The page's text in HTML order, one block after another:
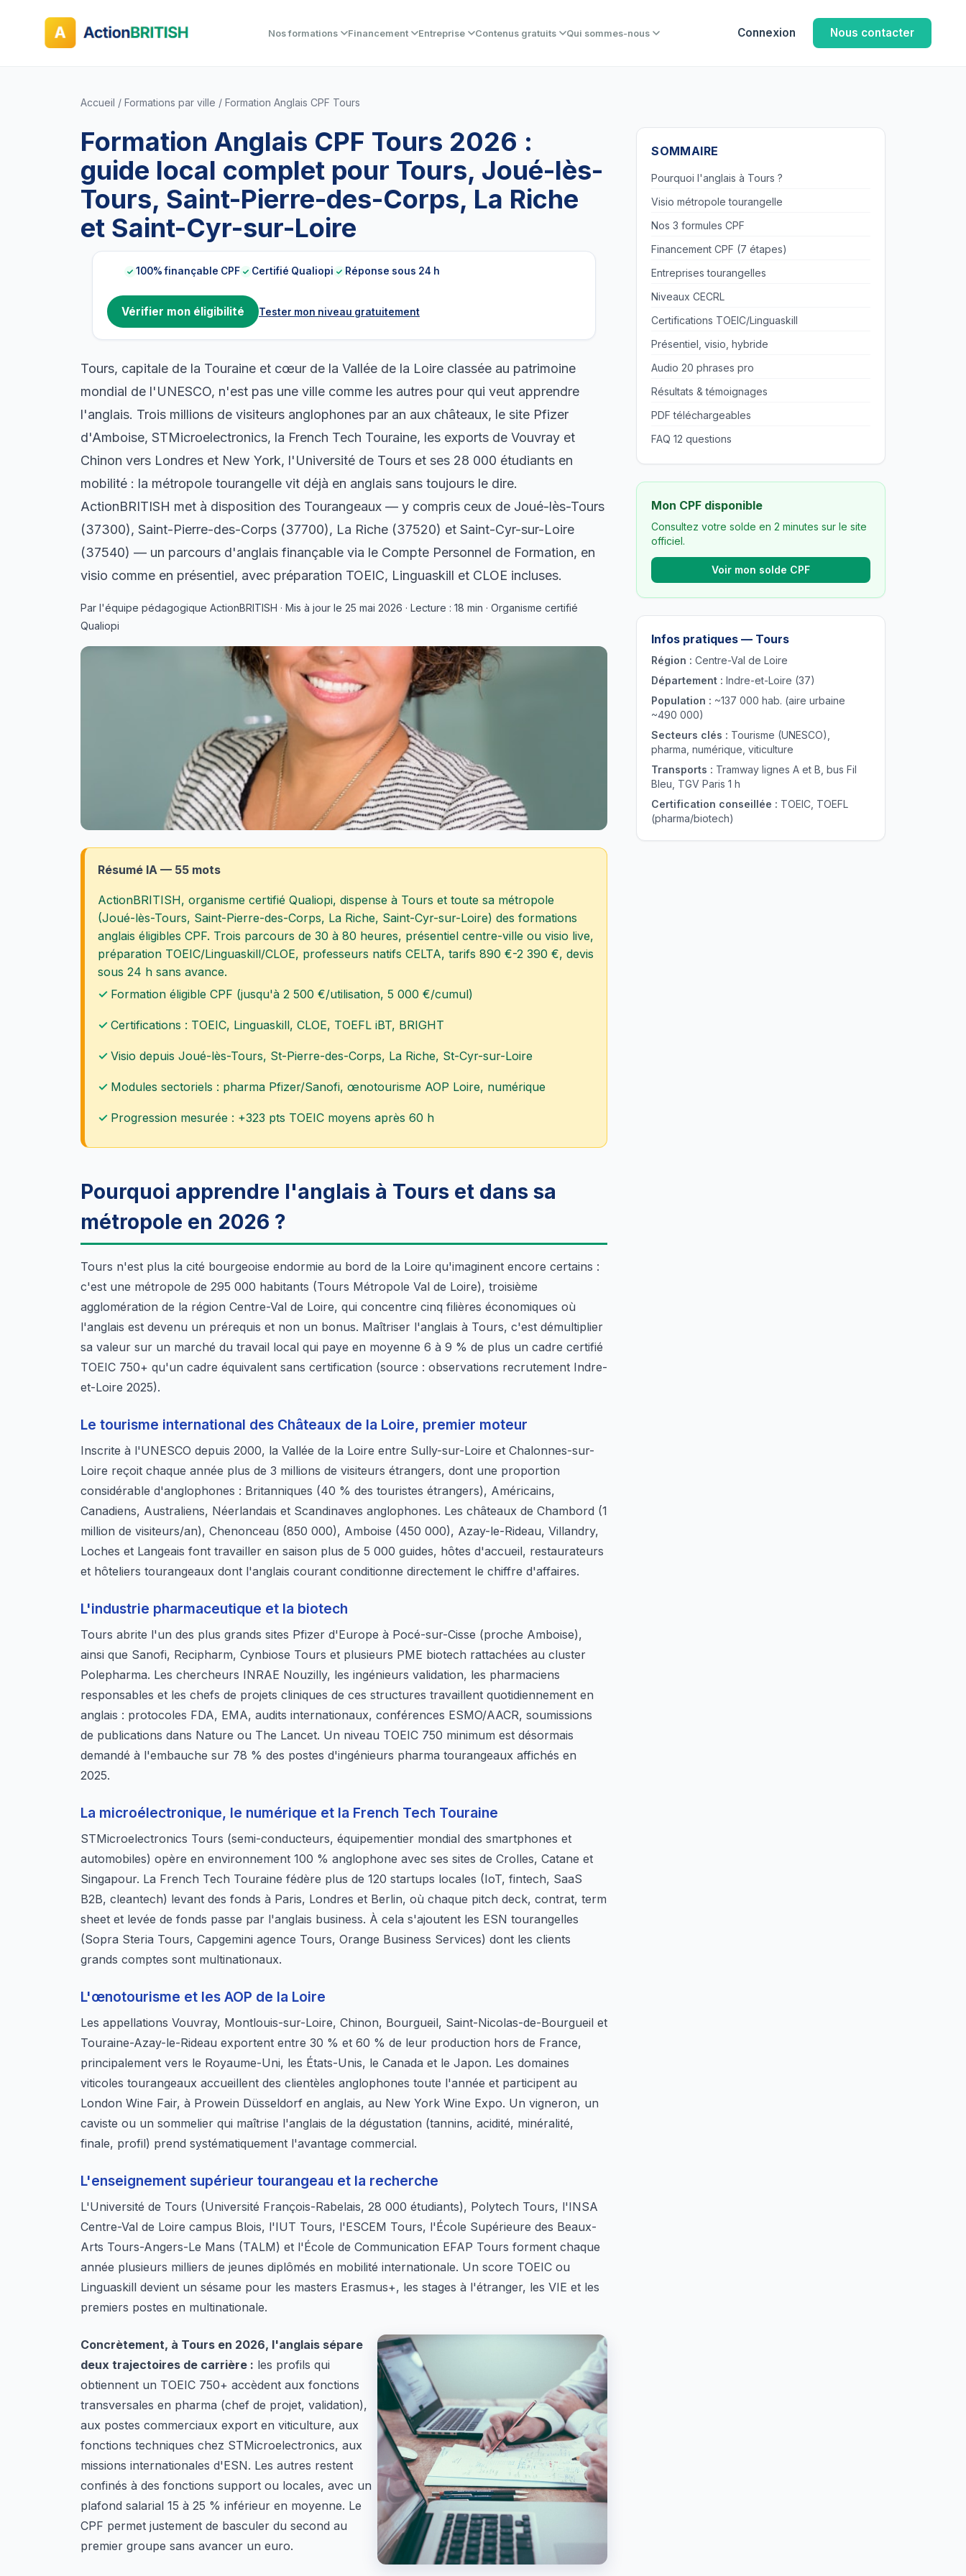
Nos formations Financement Entreprise Contenus gratuits Qui sommes-nous Connexion Nous contacter
Accueil Formations par ville Formation Anglais CPF Tours
Formation Anglais CPF Tours 2026 :
guide local complet pour Tours, Joué-lès-
Tours, Saint-Pierre-des-Corps, La Riche
et Saint-Cyr-sur-Loire
100% finançable CPF Certifié Qualiopi Réponse sous 24 h
Vérifier mon éligibilité Tester mon niveau gratuitement
Tours, capitale de la Touraine et cœur de la Vallée de la Loire classée au patrimoine
mondial de l'UNESCO, n'est pas une ville comme les autres pour qui veut apprendre
l'anglais. Trois millions de visiteurs anglophones par an aux châteaux, le site Pfizer
d'Amboise, STMicroelectronics, la French Tech Touraine, les exports de Vouvray et
Chinon vers Londres et New York, l'Université de Tours et ses 28 000 étudiants en
mobilité : la métropole tourangelle vit déjà en anglais sans toujours le dire.
ActionBRITISH met à disposition des Tourangeaux — y compris ceux de Joué-lès-Tours
(37300), Saint-Pierre-des-Corps (37700), La Riche (37520) et Saint-Cyr-sur-Loire
(37540) — un parcours d'anglais finançable via le Compte Personnel de Formation, en
visio comme en présentiel, avec préparation TOEIC, Linguaskill et CLOE incluses.
Par l'équipe pédagogique ActionBRITISH · Mis à jour le 25 mai 2026 · Lecture : 18 min · Organisme certifié
Qualiopi
Résumé IA — 55 mots
ActionBRITISH, organisme certifié Qualiopi, dispense à Tours et toute sa métropole
(Joué-lès-Tours, Saint-Pierre-des-Corps, La Riche, Saint-Cyr-sur-Loire) des formations
anglais éligibles CPF. Trois parcours de 30 à 80 heures, présentiel centre-ville ou visio live,
préparation TOEIC/Linguaskill/CLOE, professeurs natifs CELTA, tarifs 890 €-2 390 €, devis
sous 24 h sans avance.
Formation éligible CPF (jusqu'à 2 500 €/utilisation, 5 000 €/cumul)
Certifications : TOEIC, Linguaskill, CLOE, TOEFL iBT, BRIGHT
Visio depuis Joué-lès-Tours, St-Pierre-des-Corps, La Riche, St-Cyr-sur-Loire
Modules sectoriels : pharma Pfizer/Sanofi, œnotourisme AOP Loire, numérique
Progression mesurée : +323 pts TOEIC moyens après 60 h
Pourquoi apprendre l'anglais à Tours et dans sa
métropole en 2026 ?
Tours n'est plus la cité bourgeoise endormie au bord de la Loire qu'imaginent encore certains :
c'est une métropole de 295 000 habitants (Tours Métropole Val de Loire), troisième
agglomération de la région Centre-Val de Loire, qui concentre cinq filières économiques où
l'anglais est devenu un prérequis et non un bonus. Maîtriser l'anglais à Tours, c'est démultiplier
sa valeur sur un marché du travail local qui paye en moyenne 6 à 9 % de plus un cadre certifié
TOEIC 750+ qu'un cadre équivalent sans certification (source : observations recrutement Indre-
et-Loire 2025).
Le tourisme international des Châteaux de la Loire, premier moteur
Inscrite à l'UNESCO depuis 2000, la Vallée de la Loire entre Sully-sur-Loire et Chalonnes-sur-
Loire reçoit chaque année plus de 3 millions de visiteurs étrangers, dont une proportion
considérable d'anglophones : Britanniques (40 % des touristes étrangers), Américains,
Canadiens, Australiens, Néerlandais et Scandinaves anglophones. Les châteaux de Chambord (1
million de visiteurs/an), Chenonceau (850 000), Amboise (450 000), Azay-le-Rideau, Villandry,
Loches et Langeais font travailler en saison plus de 5 000 guides, hôtes d'accueil, restaurateurs
et hôteliers tourangeaux dont l'anglais courant conditionne directement le chiffre d'affaires.
L'industrie pharmaceutique et la biotech
Tours abrite l'un des plus grands sites Pfizer d'Europe à Pocé-sur-Cisse (proche Amboise),
ainsi que Sanofi, Recipharm, Cynbiose Tours et plusieurs PME biotech rattachées au cluster
Polepharma. Les chercheurs INRAE Nouzilly, les ingénieurs validation, les pharmaciens
responsables et les chefs de projets cliniques de ces structures travaillent quotidiennement en
anglais : protocoles FDA, EMA, audits internationaux, conférences ESMO/AACR, soumissions
de publications dans Nature ou The Lancet. Un niveau TOEIC 750 minimum est désormais
demandé à l'embauche sur 78 % des postes d'ingénieurs pharma tourangeaux affichés en
2025.
La microélectronique, le numérique et la French Tech Touraine
STMicroelectronics Tours (semi-conducteurs, équipementier mondial des smartphones et
automobiles) opère en environnement 100 % anglophone avec ses sites de Crolles, Catane et
Singapour. La French Tech Touraine fédère plus de 120 startups locales (IoT, fintech, SaaS
B2B, cleantech) levant des fonds à Paris, Londres et Berlin, où chaque pitch deck, contrat, term
sheet et levée de fonds passe par l'anglais business. À cela s'ajoutent les ESN tourangelles
(Sopra Steria Tours, Capgemini agence Tours, Orange Business Services) dont les clients
grands comptes sont multinationaux.
L'œnotourisme et les AOP de la Loire
Les appellations Vouvray, Montlouis-sur-Loire, Chinon, Bourgueil, Saint-Nicolas-de-Bourgueil et
Touraine-Azay-le-Rideau exportent entre 30 % et 60 % de leur production hors de France,
principalement vers le Royaume-Uni, les États-Unis, le Canada et le Japon. Les domaines
viticoles tourangeaux accueillent des clientèles anglophones toute l'année et participent au
London Wine Fair, à Prowein Düsseldorf en anglais, au New York Wine Expo. Un vigneron, un
caviste ou un sommelier qui maîtrise l'anglais de la dégustation (tannins, acidité, minéralité,
finale, profil) prend systématiquement l'avantage commercial.
L'enseignement supérieur tourangeau et la recherche
L'Université de Tours (Université François-Rabelais, 28 000 étudiants), Polytech Tours, l'INSA
Centre-Val de Loire campus Blois, l'IUT Tours, l'ESCEM Tours, l'École Supérieure des Beaux-
Arts Tours-Angers-Le Mans (TALM) et l'École de Communication EFAP Tours forment chaque
année plusieurs milliers de jeunes diplômés en mobilité internationale. Un score TOEIC ou
Linguaskill devient un sésame pour les masters Erasmus+, les stages à l'étranger, les VIE et les
premiers postes en multinationale.
Concrètement, à Tours en 2026, l'anglais sépare
deux trajectoires de carrière : les profils qui
obtiennent un TOEIC 750+ accèdent aux fonctions
transversales en pharma (chef de projet, validation),
aux postes commerciaux export en viticulture, aux
fonctions techniques chez STMicroelectronics, aux
missions internationales d'ESN. Les autres restent
confinés à des fonctions support ou locales, avec un
plafond salarial 15 à 25 % inférieur en moyenne. Le
CPF permet justement de basculer du second au
premier groupe sans avancer un euro.
SOMMAIRE
Pourquoi l'anglais à Tours ?
Visio métropole tourangelle
Nos 3 formules CPF
Financement CPF (7 étapes)
Entreprises tourangelles
Niveaux CECRL
Certifications TOEIC/Linguaskill
Présentiel, visio, hybride
Audio 20 phrases pro
Résultats & témoignages
PDF téléchargeables
FAQ 12 questions
Mon CPF disponible
Consultez votre solde en 2 minutes sur le site
officiel.
Voir mon solde CPF
Infos pratiques — Tours
Région : Centre-Val de Loire
Département : Indre-et-Loire (37)
Population : ~137 000 hab. (aire urbaine
~490 000)
Secteurs clés : Tourisme (UNESCO),
pharma, numérique, viticulture
Transports : Tramway lignes A et B, bus Fil
Bleu, TGV Paris 1 h
Certification conseillée : TOEIC, TOEFL
(pharma/biotech)